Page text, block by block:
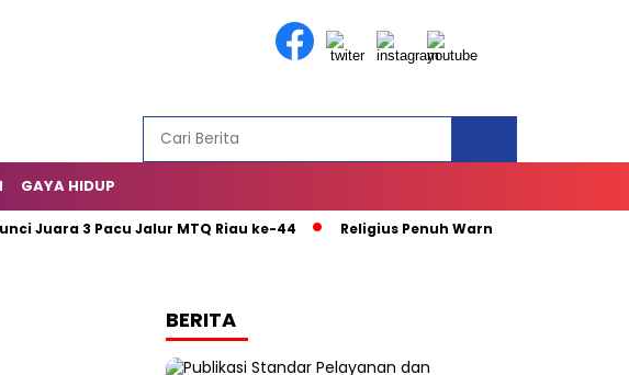
GAYA HIDUP
3 Pacu Jalur MTQ Riau ke-44 Religius Penuh Warna : MTQ ke-44 Riau
BERITA